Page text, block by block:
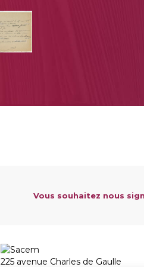
Vous souhaitez nous
225 avenue Charles de Gaulle